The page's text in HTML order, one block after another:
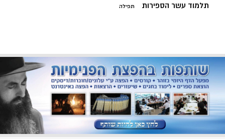
תלמוד עשר הספירות תפילה